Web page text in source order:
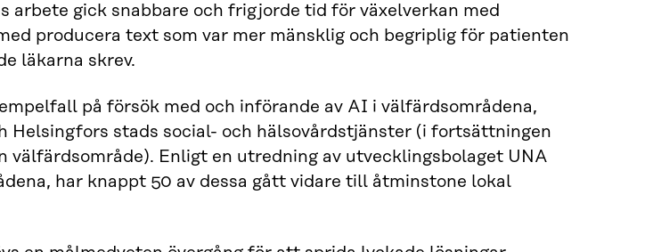
arbete gick snabbare och frigjorde tid för växelverkan med
producera text som var mer mänsklig och begriplig för patienten
läkarna skrev.
på försök med och införande av AI i välfärdsområdena,
Helsingfors stads social- och hälsovårdstjänster (i fortsättningen
välfärdsområde). Enligt en utredning av utvecklingsbolaget UNA
har knappt 50 av dessa gått vidare till åtminstone lokal